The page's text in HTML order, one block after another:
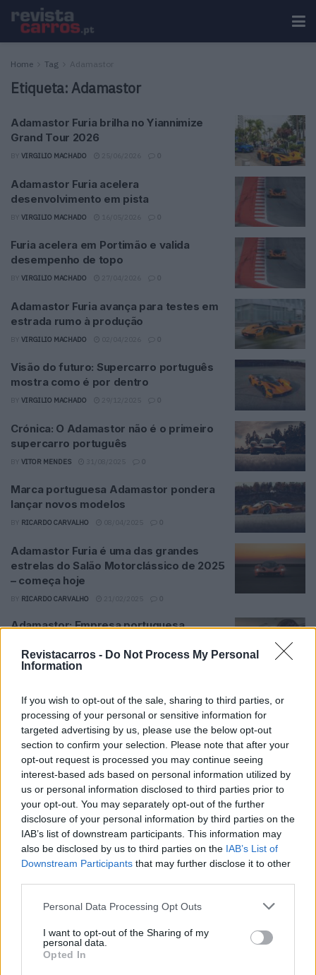
Revistacarros - Do Not Process My Personal
Information
If you wish to opt-out of the sale, sharing to third parties, or
processing of your personal or sensitive information for
targeted advertising by us, please use the below opt-out
section to confirm your selection. Please note that after your
opt-out request is processed you may continue seeing
interest-based ads based on personal information utilized by
us or personal information disclosed to third parties prior to
your opt-out. You may separately opt-out of the further
disclosure of your personal information by third parties on the
IAB’s list of downstream participants. This information may
also be disclosed by us to third parties on the IAB’s List of
Downstream Participants that may further disclose it to other
Personal Data Processing Opt Outs
I want to opt-out of the Sharing of my
personal data.
Opted In
Home Tag Adamastor
Etiqueta:Adamastor
Adamastor Furia brilha no Yiannimize
Grand Tour 2026
VIRGILIO MACHADO 0
Adamastor Furia acelera
desenvolvimento em pista
VIRGILIO MACHADO 0
Furia acelera em Portimão e valida
desempenho de topo
VIRGILIO MACHADO 0
Adamastor Furia avança para testes em
estrada rumo à produção
VIRGILIO MACHADO 0
Visão do futuro: Supercarro português
mostra como é por dentro
VIRGILIO MACHADO 0
Crónica: O Adamastor não é o primeiro
supercarro português
VITOR MENDES 0
Marca portuguesa Adamastor pondera
lançar novos modelos
RICARDO CARVALHO 0
Adamastor Furia é uma das grandes
estrelas do Salão Motorclássico de 2025
– começa hoje
RICARDO CARVALHO 0
Adamastor: Empresa portuguesa
Inovação
HENRIQUE LOPES
Adamastor: Empresa portuguesa focada
na recuperação do setor automóvel
HENRIQUE LOPES 24/12/2023 0
Trending Comments Latest
Este é um Porsche 911 Carrera RS 2.7 Safari
que todos podem comprar
13/03/2024
nada assim!
13/05/2024
O Toyota mais português continua à venda
40 anos depois